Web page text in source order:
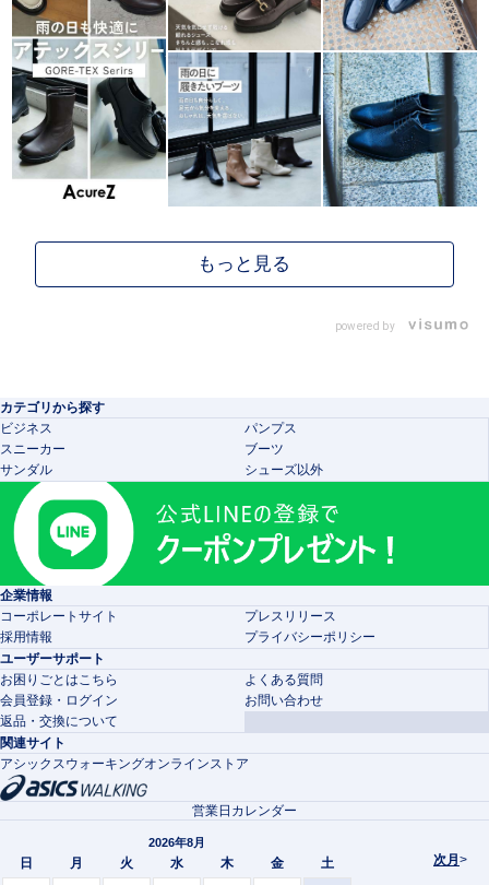
powered by
カテゴリから探す
ビジネス
パンプス
スニーカー
ブーツ
サンダル
シューズ以外
企業情報
コーポレートサイト
プレスリリース
採用情報
プライバシーポリシー
ユーザーサポート
お困りごとはこちら
よくある質問
会員登録・ログイン
お問い合わせ
返品・交換について
関連サイト
アシックスウォーキングオンラインストア
次月 >
営業日カレンダー
2026年8月
日 月 火 水 木 金 土